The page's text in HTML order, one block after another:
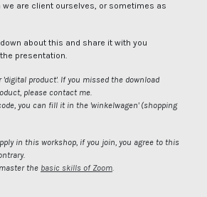
we are client ourselves, or sometimes as
about this and share it with you
presentation.
product'. If you missed the download
please contact me.
you can fill it in the 'winkelwagen' (shopping
in this workshop, if you join, you agree to this
the basic skills of Zoom.